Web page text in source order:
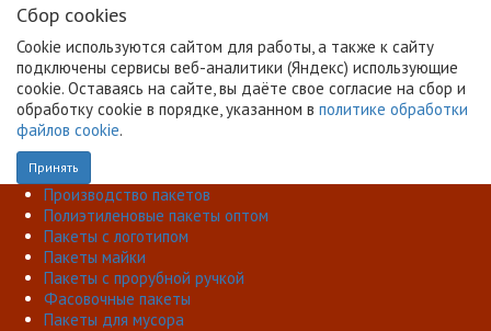
Сбор cookies
Cookie используются сайтом для работы, а также к сайту
подключены сервисы веб-аналитики (Яндекс) использующие
cookie. Оставаясь на сайте, вы даёте свое согласие на сбор и
обработку cookie в порядке, указанном в политике обработки
файлов cookie.
Принять
Производство пакетов
Полиэтиленовые пакеты оптом
Пакеты с логотипом
Пакеты майки
Пакеты с прорубной ручкой
Фасовочные пакеты
Пакеты для мусора